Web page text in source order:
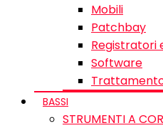
Mobili
Patchbay
Registratori
Software
BASSI
STRUMENTI A